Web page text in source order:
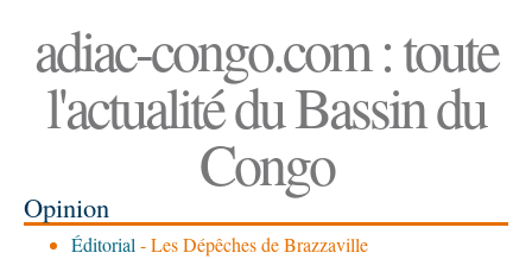
adiac-congo.com : toute
l'actualité du Bassin du
Congo
Opinion
Éditorial- Les Dépêches de Brazzaville